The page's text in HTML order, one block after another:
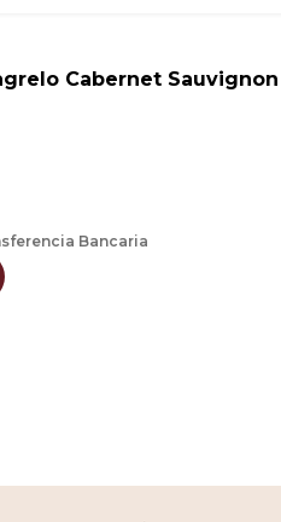
Cabernet Sauvignon
Bancaria